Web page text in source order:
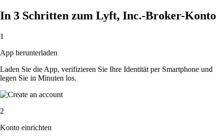
In 3 Schritten zum Lyft, Inc.-Broker-Konto
1
App herunterladen
Laden Sie die App, verifizieren Sie Ihre Identität per Smartphone und
legen Sie in Minuten los.
2
Konto einrichten